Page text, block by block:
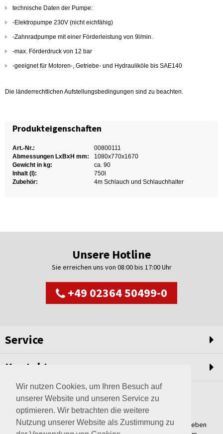
Wir nutzen Cookies, um Ihren Besuch auf
unserer Website und unseren Service zu
optimieren. Wir betrachten die weitere
Nutzung unserer Website als Zustimmung zu
technische Daten der Pumpe:
-Elektropumpe 230V (nicht eichfähig)
-Zahnradpumpe mit einer Förderleistung von 9l/min.
-max. Förderdruck von 12 bar
-geeignet für Motoren-, Getriebe- und Hydrauliköle bis SAE140
Die länderrechtlichen Aufstellungsbedingungen sind zu beachten.
Produkteigenschaften
Art.-Nr.:
00800111
Abmessungen LxBxH mm:
1080x770x1670
Gewicht in kg:
ca. 90
Inhalt (l):
750l
Zubehör:
4m Schlauch und Schlauchhalter
Unsere Hotline
Sie erreichen uns von 08:00 bis 17:00 Uhr
+49 02364 50499-0
Service
Kontakt
Weltweit setzen wir unsere Erfahrungswerte und unser Streben